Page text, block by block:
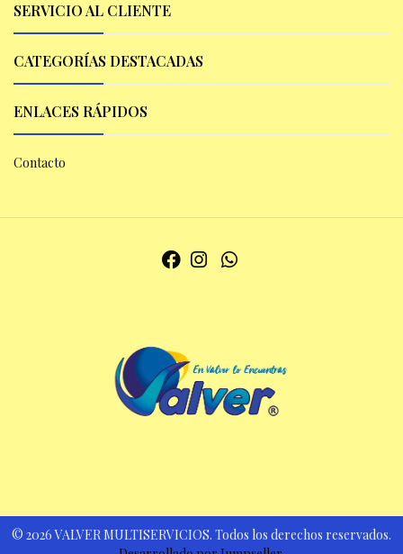
SERVICIO AL CLIENTE
CATEGORÍAS DESTACADAS
ENLACES RÁPIDOS
Contacto
© 2026 VALVER MULTISERVICIOS. Todos los derechos reservados.